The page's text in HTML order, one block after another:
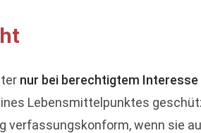
nur bei berechtigtem
Lebensmittelpunktes
verfassungskonform, wenn sie